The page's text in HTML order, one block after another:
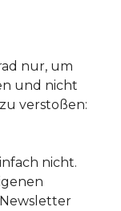
nur, um
und nicht
verstoßen:
nicht.